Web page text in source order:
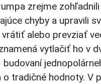
zrejme zohľadnili
chyby a upravili
alebo prevziať
vytlačiť ho v
o tradičné hodnoty. V